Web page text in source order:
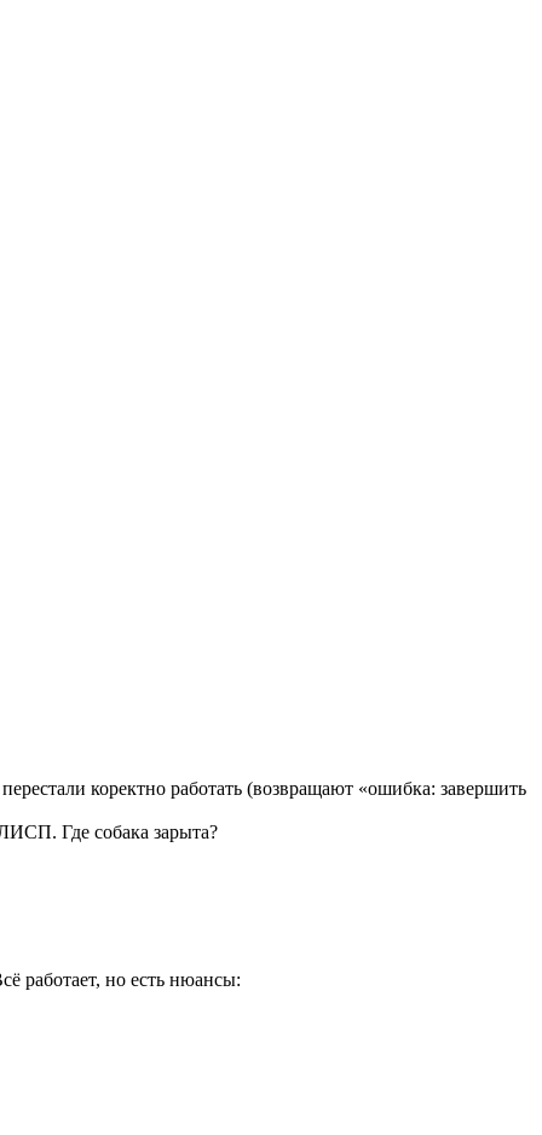
коректно работать (возвращают «ошибка: завершить
Где собака зарыта?
работает, но есть нюансы: